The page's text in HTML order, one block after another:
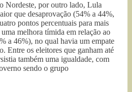
Nordeste, por outro lado, Lula
que desaprovação (54% a 44%,
pontos percentuais para mais
melhora tímida em relação ao
a 46%), no qual havia um empate
Entre os eleitores que ganham até
também uma igualdade, com
sendo o grupo